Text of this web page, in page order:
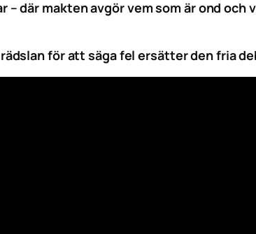
där makten avgör vem som är ond och
för att säga fel ersätter den fria